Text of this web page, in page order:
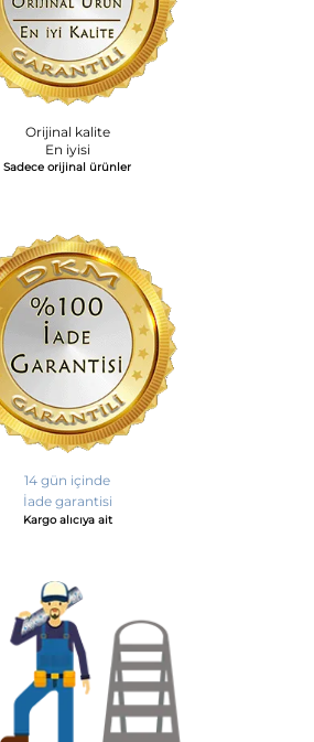
Orijinal kalite
En iyisi
Sadece orijinal ürünler
14 gün içinde
İade garantisi
Kargo alıcıya ait